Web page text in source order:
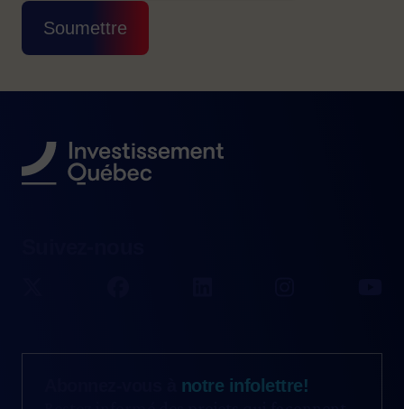
Cette question sert à vérifier si vous êtes
Soumettre
notre infolettre!